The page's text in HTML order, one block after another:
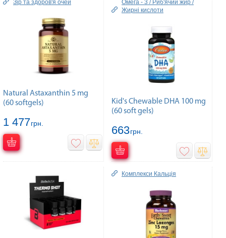
Зір та здоров'я очей
Natural Astaxanthin 5 mg
(60 softgels)
1 477грн.
Омега - 3 / Риб'ячий жир /
Жирні кислоти
Kid's Chewable DHA 100 mg
(60 soft gels)
663грн.
Комплекcи Кальція